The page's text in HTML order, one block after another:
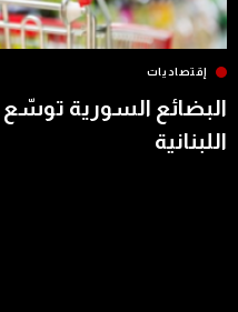
إقتصاديات
البضائع السورية
اللبنانية